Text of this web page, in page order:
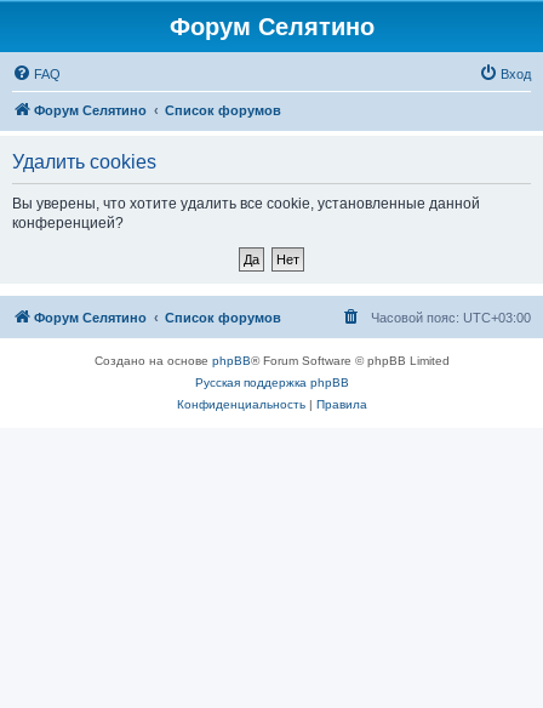
Форум Селятино
FAQ Вход
Форум Селятино Список форумов
Удалить cookies
Вы уверены, что хотите удалить все cookie, установленные данной
конференцией?
Форум Селятино Список форумов Часовой пояс: UTC+03:00
Создано на основе phpBB® Forum Software © phpBB Limited
Русская поддержка phpBB
Конфиденциальность| Правила